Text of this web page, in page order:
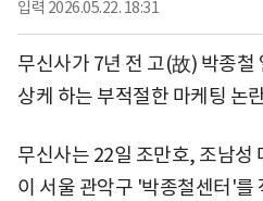
입력 2026.05.22. 18:31
무신사가 7년 전 고(故) 박종철
상케 하는 부적절한 마케팅 논
무신사는 22일 조만호, 조남성
이 서울 관악구 '박종철센터'를